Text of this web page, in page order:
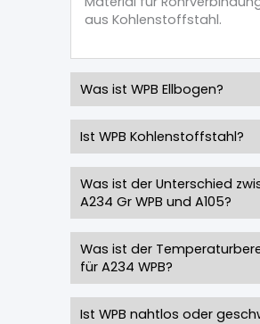
aus Kohlenstoffstahl.
Was ist WPB Ellbogen?
Ist WPB Kohlenstoffstahl?
Was ist der Unterschied
A234 Gr WPB und A105?
Was ist der
für A234 WPB?
Ist WPB nahtlos oder